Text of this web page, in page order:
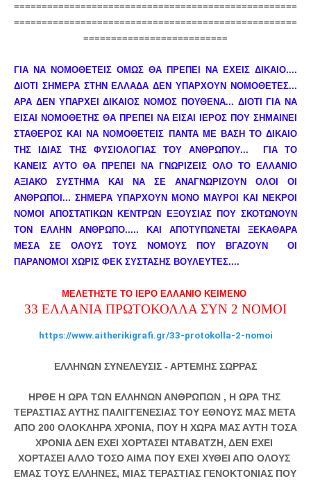
===================================================
===================================================
==========================
ΓΙΑ ΝΑ ΝΟΜΟΘΕΤΕΙΣ ΟΜΩΣ ΘΑ ΠΡΕΠΕΙ ΝΑ ΕΧΕΙΣ ΔΙΚΑΙΟ....
ΔΙΟΤΙ ΣΗΜΕΡΑ ΣΤΗΝ ΕΛΛΑΔΑ ΔΕΝ ΥΠΑΡΧΟΥΝ ΝΟΜΟΘΕΤΕΣ...
ΑΡΑ ΔΕΝ ΥΠΑΡΧΕΙ ΔΙΚΑΙΟΣ ΝΟΜΟΣ ΠΟΥΘΕΝΑ... ΔΙΟΤΙ ΓΙΑ ΝΑ
ΕΙΣΑΙ ΝΟΜΟΘΕΤΗΣ ΘΑ ΠΡΕΠΕΙ ΝΑ ΕΙΣΑΙ ΙΕΡΟΣ ΠΟΥ ΣΗΜΑΙΝΕΙ
ΣΤΑΘΕΡΟΣ ΚΑΙ ΝΑ ΝΟΜΟΘΕΤΕΙΣ ΠΑΝΤΑ ΜΕ ΒΑΣΗ ΤΟ ΔΙΚΑΙΟ
ΤΗΣ ΙΔΙΑΣ ΤΗΣ ΦΥΣΙΟΛΟΓΙΑΣ ΤΟΥ ΑΝΘΡΩΠΟΥ...  ΓΙΑ ΤΟ
ΚΑΝΕΙΣ ΑΥΤΟ ΘΑ ΠΡΕΠΕΙ ΝΑ ΓΝΩΡΙΖΕΙΣ ΟΛΟ ΤΟ ΕΛΛΑΝΙΟ
ΑΞΙΑΚΟ ΣΥΣΤΗΜΑ ΚΑΙ ΝΑ ΣΕ ΑΝΑΓΝΩΡΙΖΟΥΝ ΟΛΟΙ ΟΙ
ΑΝΘΡΩΠΟΙ... ΣΗΜΕΡΑ ΥΠΑΡΧΟΥΝ ΜΟΝΟ ΜΑΥΡΟΙ ΚΑΙ ΝΕΚΡΟΙ
ΝΟΜΟΙ ΑΠΟΣΤΑΤΙΚΩΝ ΚΕΝΤΡΩΝ ΕΞΟΥΣΙΑΣ ΠΟΥ ΣΚΟΤΩΝΟΥΝ
ΤΟΝ ΕΛΛΗΝ ΑΝΘΡΩΠΟ..... ΚΑΙ ΑΠΟΤΥΠΩΝΕΤΑΙ ΞΕΚΑΘΑΡΑ
ΜΕΣΑ ΣΕ ΟΛΟΥΣ ΤΟΥΣ ΝΟΜΟΥΣ ΠΟΥ ΒΓΑΖΟΥΝ  ΟΙ
ΠΑΡΑΝΟΜΟΙ ΧΩΡΙΣ ΦΕΚ ΣΥΣΤΑΣΗΣ ΒΟΥΛΕΥΤΕΣ....
ΜΕΛΕΤΗΣΤΕ ΤΟ ΙΕΡΟ ΕΛΛΑΝΙΟ ΚΕΙΜΕΝΟ
33 ΕΛΛΑΝΙΑ ΠΡΩΤΟΚΟΛΛΑ ΣΥΝ 2 ΝΟΜΟΙ
https://www.aitherikigrafi.gr/33-protokolla-2-nomoi
ΕΛΛΗΝΩΝ ΣΥΝΕΛΕΥΣΙΣ - ΑΡΤΕΜΗΣ ΣΩΡΡΑΣ
ΗΡΘΕ Η ΩΡΑ ΤΩΝ ΕΛΛΗΝΩΝ ΑΝΘΡΩΠΩΝ , Η ΩΡΑ ΤΗΣ
ΤΕΡΑΣΤΙΑΣ ΑΥΤΗΣ ΠΑΛΙΓΓΕΝΕΣΙΑΣ ΤΟΥ ΕΘΝΟΥΣ ΜΑΣ ΜΕΤΑ
ΑΠΟ 200 ΟΛΟΚΛΗΡΑ ΧΡΟΝΙΑ, ΠΟΥ Η ΧΩΡΑ ΜΑΣ ΑΥΤΗ ΤΟΣΑ
ΧΡΟΝΙΑ ΔΕΝ ΕΧΕΙ ΧΟΡΤΑΣΕΙ ΝΤΑΒΑΤΖΗ, ΔΕΝ ΕΧΕΙ
ΧΟΡΤΑΣΕΙ ΑΛΛΟ ΤΟΣΟ ΑΙΜΑ ΠΟΥ ΕΧΕΙ ΧΥΘΕΙ ΑΠΟ ΟΛΟΥΣ
ΕΜΑΣ ΤΟΥΣ ΕΛΛΗΝΕΣ, ΜΙΑΣ ΤΕΡΑΣΤΙΑΣ ΓΕΝΟΚΤΟΝΙΑΣ ΠΟΥ